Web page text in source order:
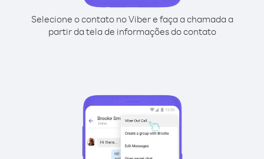
Selecione o contato no Viber e faça a chamada a
partir da tela de informações do contato